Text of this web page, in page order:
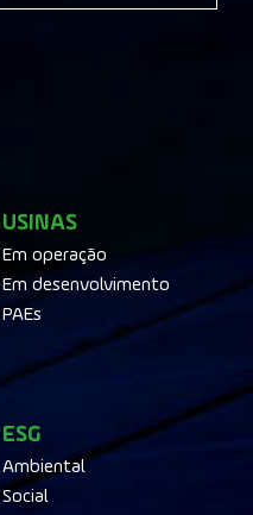
USINAS
Em operação
Em desenvolvimento
PAEs
ESG
Ambiental
Social